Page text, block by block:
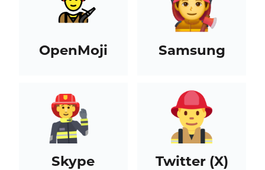
OpenMoji Samsung
Skype Twitter (X)